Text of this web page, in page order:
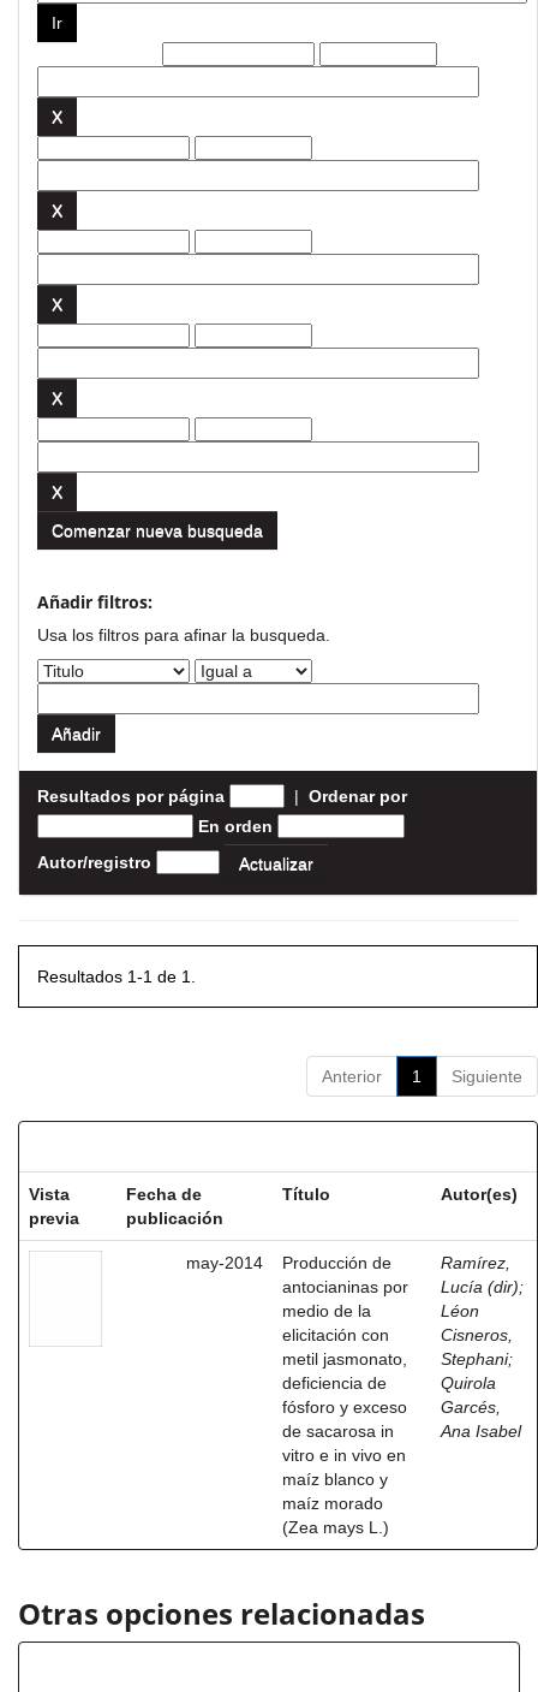
Comenzar nueva busqueda
Añadir filtros:
Usa los filtros para afinar la busqueda.
Resultados por página | Ordenar por
En orden
Autor/registro
Resultados 1-1 de 1.
Anterior 1 Siguiente
Vista
previa
Fecha de
publicación
Título Autor(es)
may-2014
Producción de
antocianinas por
medio de la
elicitación con
metil jasmonato,
deficiencia de
fósforo y exceso
de sacarosa in
vitro e in vivo en
maíz blanco y
maíz morado
(Zea mays L.)
Ramírez,
Lucía (dir);
Léon
Cisneros,
Stephani;
Quirola
Garcés,
Ana Isabel
Otras opciones relacionadas